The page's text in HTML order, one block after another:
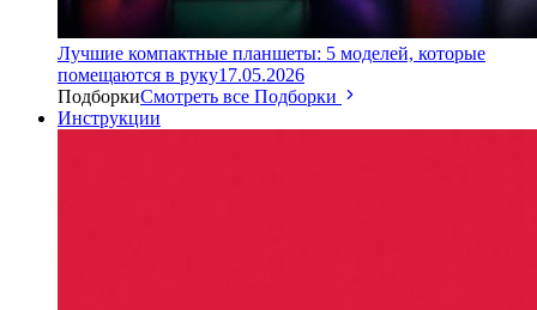
Лучшие компактные планшеты: 5 моделей, которые
помещаются в руку17.05.2026
ПодборкиСмотреть все Подборки
Инструкции